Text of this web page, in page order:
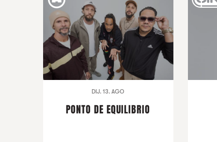
DIJ. 13. AGO
PONTO DE EQUILIBRIO